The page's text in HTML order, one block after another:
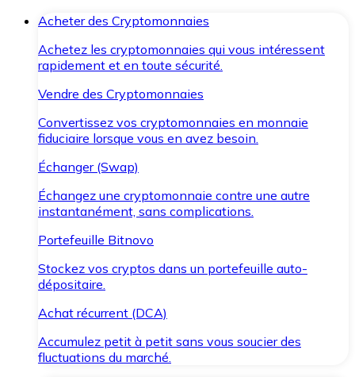
Acheter des Cryptomonnaies
Achetez les cryptomonnaies qui vous intéressent
rapidement et en toute sécurité.
Vendre des Cryptomonnaies
Convertissez vos cryptomonnaies en monnaie
fiduciaire lorsque vous en avez besoin.
Échanger (Swap)
Échangez une cryptomonnaie contre une autre
instantanément, sans complications.
Portefeuille Bitnovo
Stockez vos cryptos dans un portefeuille auto-
dépositaire.
Achat récurrent (DCA)
Accumulez petit à petit sans vous soucier des
fluctuations du marché.